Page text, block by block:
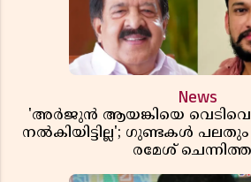
News
'അർജുൻ ആയങ്കിയെ
നൽകിയിട്ടില്ല'; ഗുണ്ടകൾ പലതും
രമേശ്